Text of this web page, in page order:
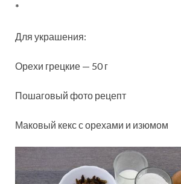
*
Для украшения:
Орехи грецкие — 50 г
Пошаговый фото рецепт
Маковый кекс с орехами и изюмом